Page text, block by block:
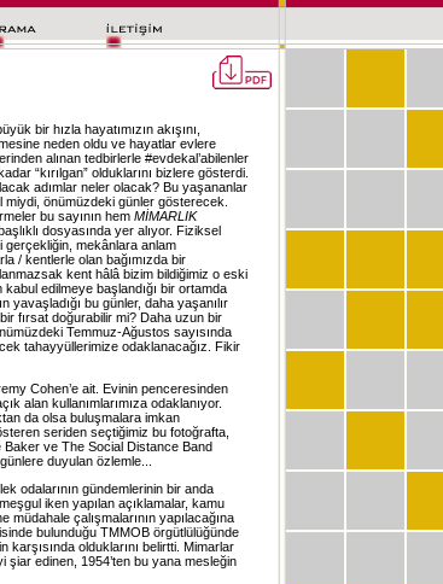
bir hızla hayatımızın akışını,
neden oldu ve hayatlar evlere
alınan tedbirlerle #evdekal’abilenler
“kırılgan” olduklarını bizlere gösterdi.
adımlar neler olacak? Bu yaşananlar
önümüzdeki günler gösterecek.
bu sayının hem MİMARLIK
dosyasında yer alıyor. Fiziksel
gerçekliğin, mekânlara anlam
/ kentlerle olan bağımızda bir
kent hâlâ bizim bildiğimiz o eski
edilmeye başlandığı bir ortamda
yavaşladığı bu günler, daha yaşanılır
fırsat doğurabilir mi? Daha uzun bir
Temmuz-Ağustos sayısında
tahayyüllerimize odaklanacağız. Fikir
Cohen’e ait. Evinin penceresinden
alan kullanımlarımıza odaklanıyor.
da olsa buluşmalara imkan
seriden seçtiğimiz bu fotoğrafta,
Baker ve The Social Distance Band
duyulan özlemle...
odalarının gündemlerinin bir anda
iken yapılan açıklamalar, kamu
müdahale çalışmalarının yapılacağına
bulunduğu TMMOB örgütlülüğünde
karşısında olduklarını belirtti. Mimarlar
şiar edinen, 1954’ten bu yana mesleğin